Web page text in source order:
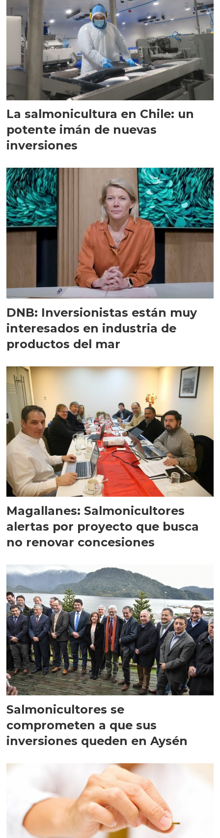
La salmonicultura en Chile: un
potente imán de nuevas
inversiones
DNB: Inversionistas están muy
interesados en industria de
productos del mar
Magallanes: Salmonicultores
alertas por proyecto que busca
no renovar concesiones
Salmonicultores se
comprometen a que sus
inversiones queden en Aysén